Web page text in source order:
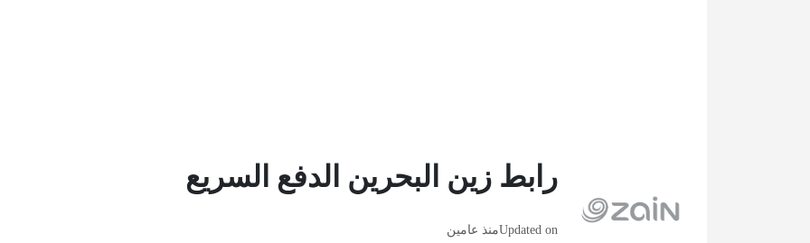
رابط زين البحرين الدفع السريع
Updated onمنذ عامين